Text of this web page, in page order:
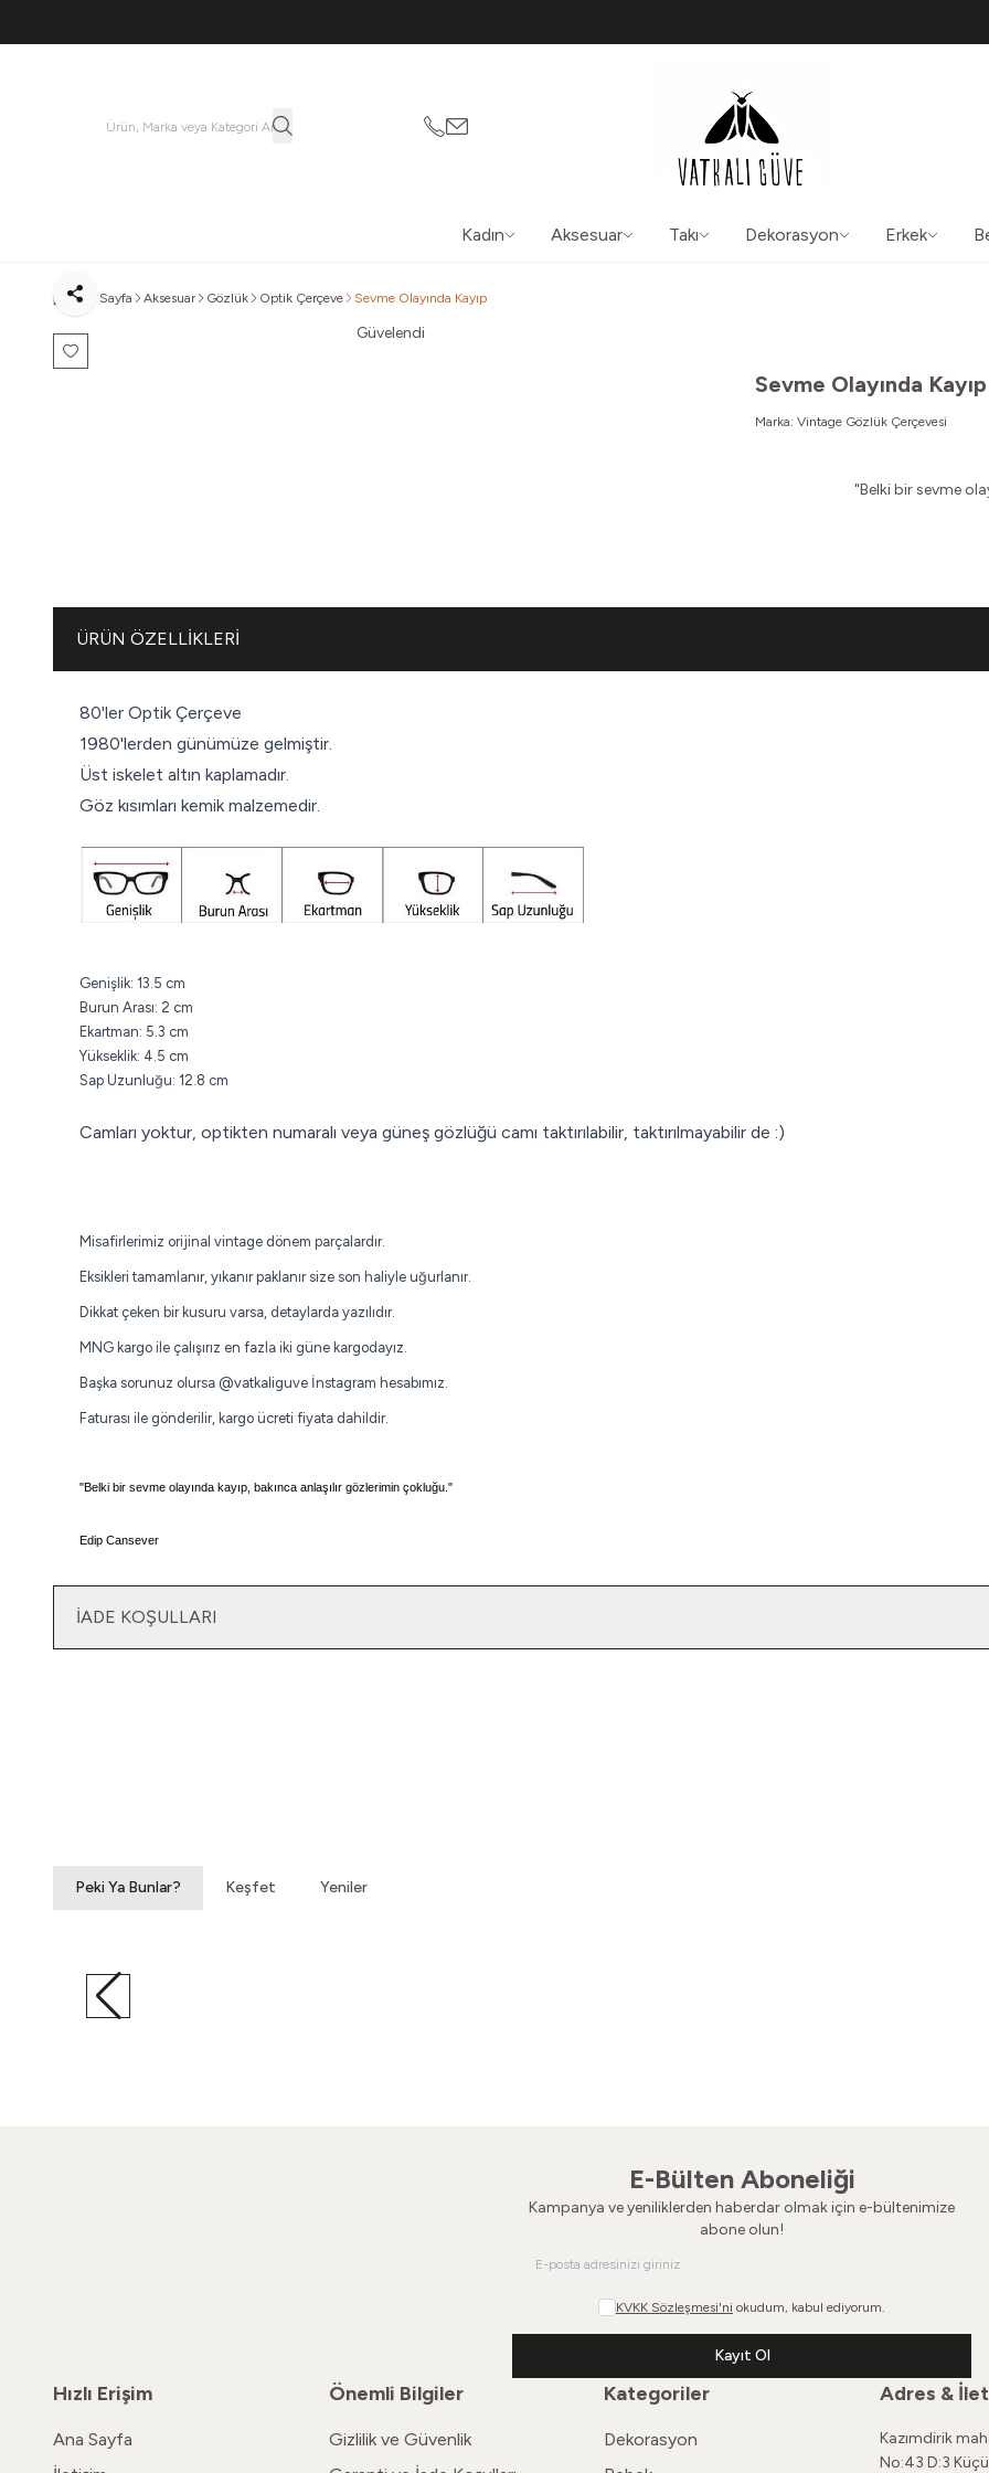
05362150565
vatkaliguve@gmail.com
Kadın Aksesuar Takı Dekorasyon Erkek
Ana Sayfa Aksesuar Gözlük Optik Çerçeve Sevme Olayında Kayıp
Güvelendi
Favoriye Ekle
Paylaş
Sevme Olayında Kayıp
Marka: Vintage Gözlük Çerçevesi
"Belki bir sevme
ÜRÜN ÖZELLIKLERI
80'ler Optik Çerçeve
1980'lerden günümüze gelmiştir.
Üst iskelet altın kaplamadır.
Göz kısımları kemik malzemedir.
Genişlik: 13.5 cm
Burun Arası: 2 cm
Ekartman: 5.3 cm
Yükseklik: 4.5 cm
Sap Uzunluğu: 12.8 cm
Camları yoktur, optikten numaralı veya güneş gözlüğü camı taktırılabilir, taktırılmayabilir de :)
Misafirlerimiz orijinal vintage dönem parçalardır.
Eksikleri tamamlanır, yıkanır paklanır size son haliyle uğurlanır.
Dikkat çeken bir kusuru varsa, detaylarda yazılıdır.
MNG kargo ile çalışırız en fazla iki güne kargodayız.
Başka sorunuz olursa @vatkaliguve İnstagram hesabımız.
Faturası ile gönderilir, kargo ücreti fiyata dahildir.
"Belki bir sevme olayında kayıp, bakınca anlaşılır gözlerimin çokluğu."
Edip Cansever
İADE KOŞULLARI
Peki Ya Bunlar? Keşfet Yeniler
E-Bülten Aboneliği
Kampanya ve yeniliklerden haberdar olmak için e-bültenimize
abone olun!
KVKK Sözleşmesi'ni okudum, kabul ediyorum.
Kayıt Ol
Hızlı Erişim
Ana Sayfa
Önemli Bilgiler
Gizlilik ve Güvenlik
Kategoriler
Dekorasyon
Adres &
Kazımdirik
No:43 D:3